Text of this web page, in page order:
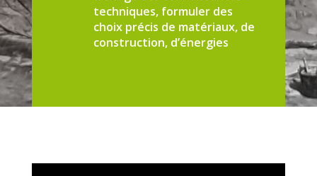
techniques, formuler des
choix précis de matériaux, de
construction, d’énergies